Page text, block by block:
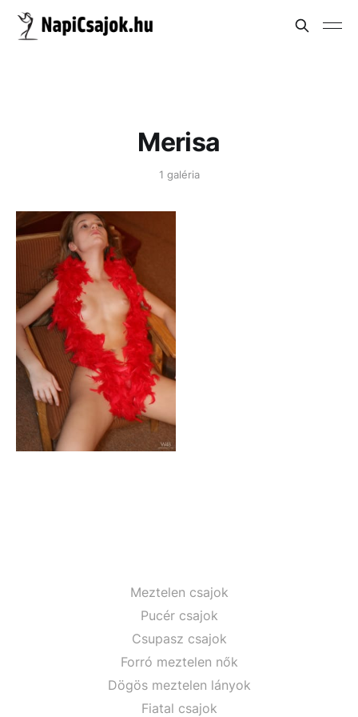
Merisa
1 galéria
Meztelen csajok
Pucér csajok
Csupasz csajok
Forró meztelen nők
Dögös meztelen lányok
Fiatal csajok